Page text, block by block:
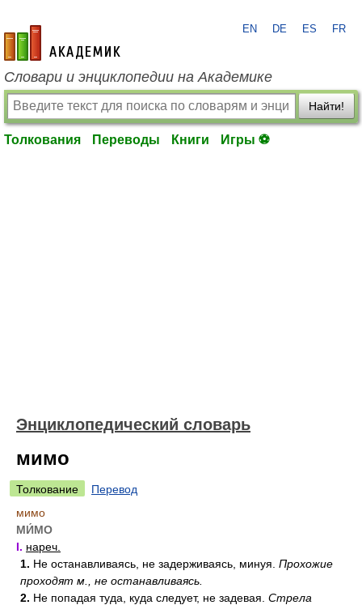
academic.ru
EN DE ES FR
Словари и энциклопедии на Академике
Найти!
Толкования Переводы Книги Игры ⚽
Энциклопедический словарь
мимо
Толкование
Перевод
мимо
МИ́МО
I. нареч.
1. Не останавливаясь, не задерживаясь, минуя. Прохожие
проходят м., не останавливаясь.
2. Не попадая туда, куда следует, не задевая. Стрела